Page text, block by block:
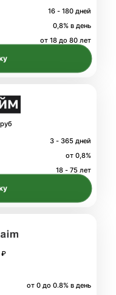
16 - 180 дней
0,8% в день
от 18 до 80 лет
3 - 365 дней
от 0,8%
18 - 75 лет
₽
от 0 до 0.8% в день